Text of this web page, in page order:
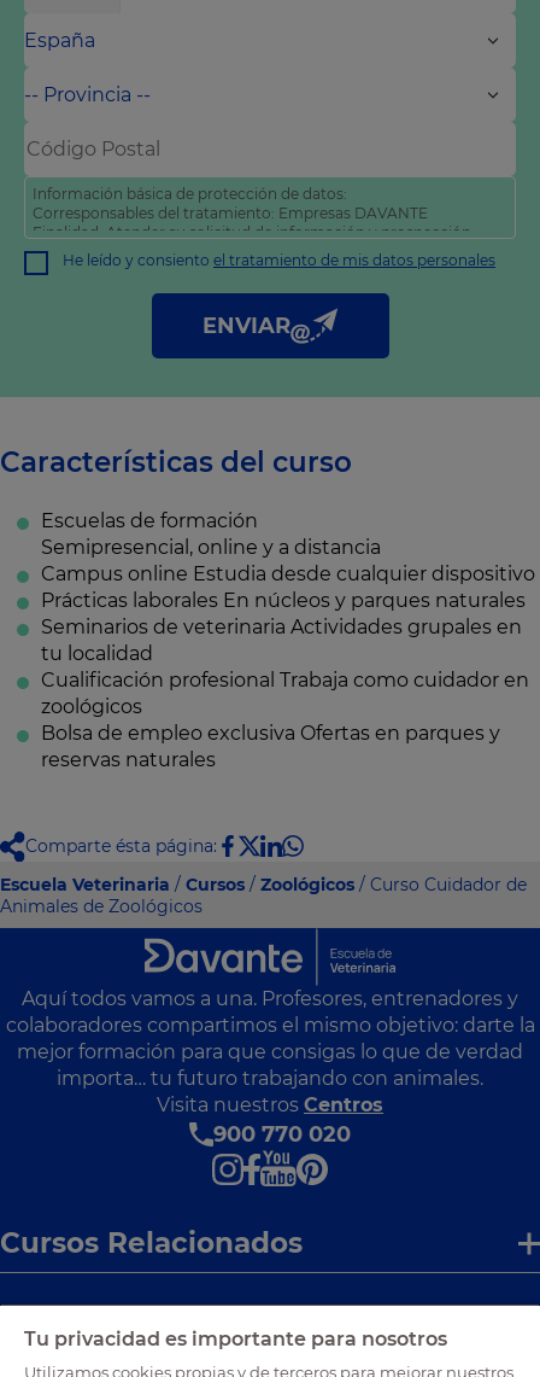
Información básica de protección de datos:
Corresponsables del tratamiento: Empresas DAVANTE
Finalidad: Atender su solicitud de información y prospección
comercial
Derechos: Puede acceder, rectificar y suprimir sus datos, así
como otros derechos tal y como se explica en nuestra
He leído y consiento el tratamiento de mis datos personales
ENVIAR
Características del curso
Escuelas de formación
Semipresencial, online y a distancia
Campus online Estudia desde cualquier dispositivo
Prácticas laborales En núcleos y parques naturales
Seminarios de veterinaria Actividades grupales en
tu localidad
Cualificación profesional Trabaja como cuidador en
zoológicos
Bolsa de empleo exclusiva Ofertas en parques y
reservas naturales
Comparte ésta página:
Escuela Veterinaria / Cursos / Zoológicos / Curso Cuidador de
Animales de Zoológicos
Aquí todos vamos a una. Profesores, entrenadores y
colaboradores compartimos el mismo objetivo: darte la
mejor formación para que consigas lo que de verdad
importa… tu futuro trabajando con animales.
Visita nuestros Centros
900 770 020
Cursos Relacionados
Enlaces de interés
Tu privacidad es importante para nosotros
Utilizamos cookies propias y de terceros para mejorar nuestros